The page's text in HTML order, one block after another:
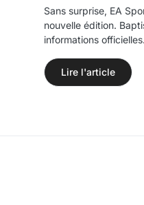
Sans surprise, EA
nouvelle édition.
informations
Lire l'article